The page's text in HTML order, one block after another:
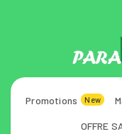
Promotions New
OFFRE